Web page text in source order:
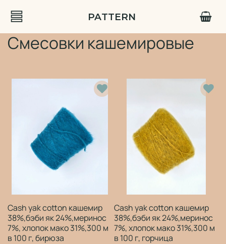
PATTERN
Смесовки кашемировые
Cash yak cotton кашемир
38%,бэби як 24%,меринос
7%, хлопок мако 31%,300 м
в 100 г, бирюза
Cash yak cotton кашемир
38%,бэби як 24%,меринос
7%, хлопок мако 31%,300 м
в 100 г, горчица